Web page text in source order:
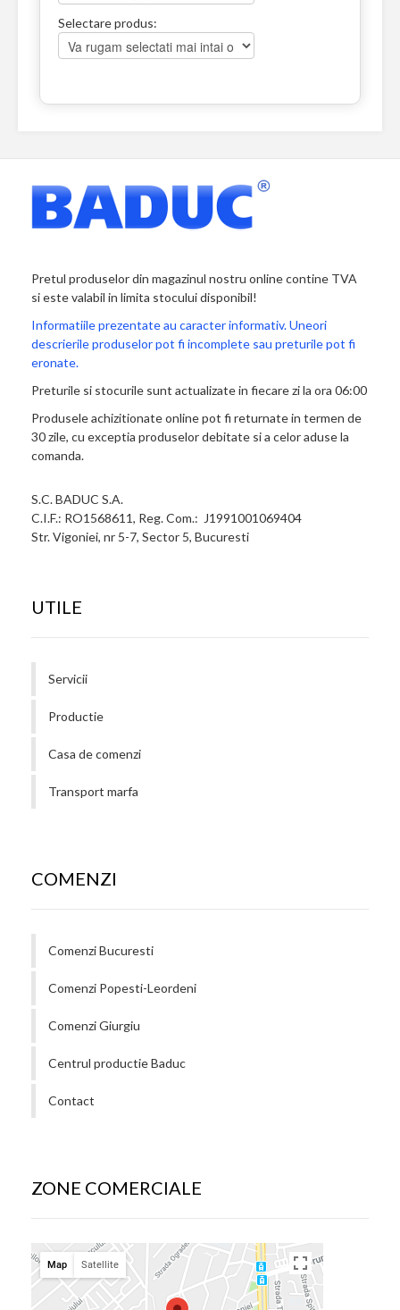
Selectare produs:
Pretul produselor din magazinul nostru online contine TVA
si este valabil in limita stocului disponibil!
Informatiile prezentate au caracter informativ. Uneori
descrierile produselor pot fi incomplete sau preturile pot fi
eronate.
Preturile si stocurile sunt actualizate in fiecare zi la ora 06:00
Produsele achizitionate online pot fi returnate in termen de
30 zile, cu exceptia produselor debitate si a celor aduse la
comanda.
S.C. BADUC S.A.
C.I.F.: RO1568611, Reg. Com.: J1991001069404
Str. Vigoniei, nr 5-7, Sector 5, Bucuresti
UTILE
Servicii
Productie
Casa de comenzi
Transport marfa
COMENZI
Comenzi Bucuresti
Comenzi Popesti-Leordeni
Comenzi Giurgiu
Centrul productie Baduc
Contact
ZONE COMERCIALE